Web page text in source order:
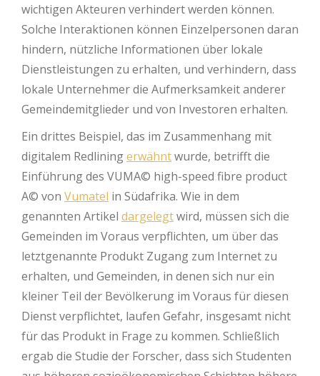
wichtigen Akteuren verhindert werden können.
Solche Interaktionen können Einzelpersonen daran
hindern, nützliche Informationen über lokale
Dienstleistungen zu erhalten, und verhindern, dass
lokale Unternehmer die Aufmerksamkeit anderer
Gemeindemitglieder und von Investoren erhalten.
Ein drittes Beispiel, das im Zusammenhang mit
digitalem Redliningerwähntwurde, betrifft die
Einführung des VUMA© high-speed fibre product
A© von Vumatel in Südafrika. Wie in dem
genannten Artikel dargelegtwird, müssen sich die
Gemeinden im Voraus verpflichten, um über das
letztgenannte Produkt Zugang zum Internet zu
erhalten, und Gemeinden, in denen sich nur ein
kleiner Teil der Bevölkerung im Voraus für diesen
Dienst verpflichtet, laufen Gefahr, insgesamt nicht
für das Produkt in Frage zu kommen. Schließlich
ergab die Studie der Forscher, dass sich Studenten